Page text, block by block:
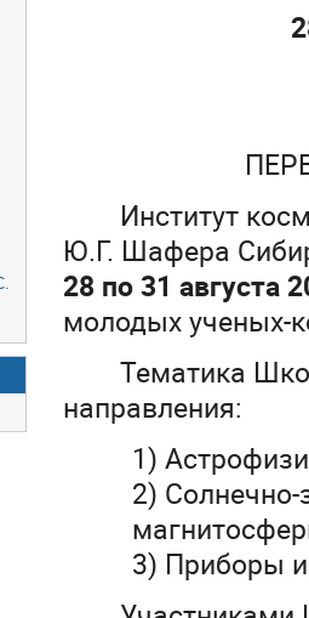
Институт
Ю.Г. Шафера
28 по 31 августа
молодых ученых-
Тематика
направления:
1)
2)
3) Приборы